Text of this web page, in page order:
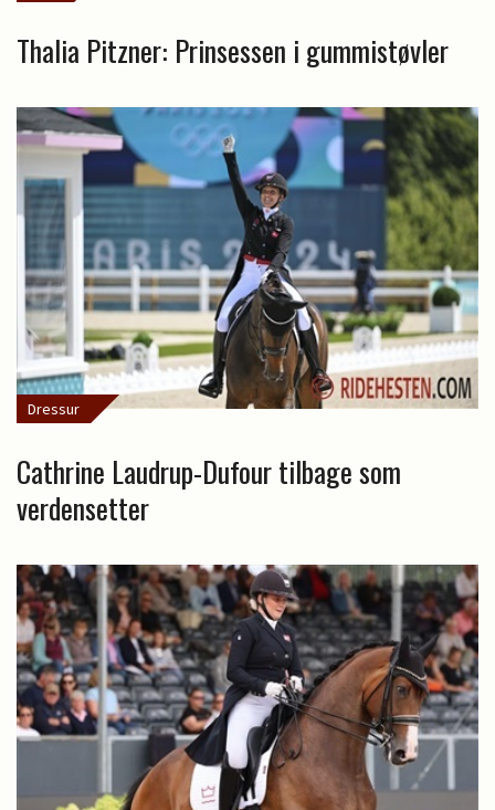
Thalia Pitzner: Prinsessen i gummistøvler
Dressur
Cathrine Laudrup-Dufour tilbage som
verdensetter